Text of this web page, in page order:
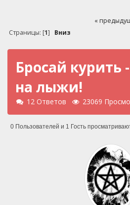
«
Страницы: [1] Вниз
Бросай курить
на лыжи!
12 Ответов 23069
0 Пользователей и 1 Гость